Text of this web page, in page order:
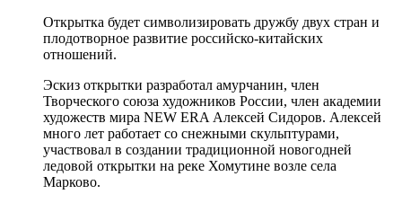
Открытка будет символизировать дружбу двух стран и
плодотворное развитие российско-китайских
отношений.
Эскиз открытки разработал амурчанин, член
Творческого союза художников России, член академии
художеств мира NEW ERA Алексей Сидоров. Алексей
много лет работает со снежными скульптурами,
участвовал в создании традиционной новогодней
ледовой открытки на реке Хомутине возле села
Марково.